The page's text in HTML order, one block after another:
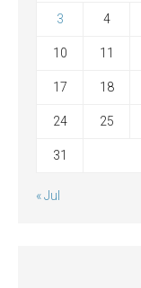
3 4
10 11
17 18
24 25
31
« Jul